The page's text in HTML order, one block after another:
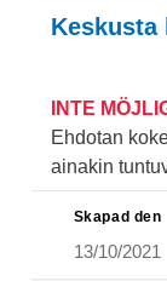
Keskusta
INTE
Ehdotan
ainakin
Skapad den
13/10/2021